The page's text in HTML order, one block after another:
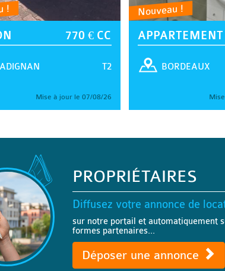
!
770 € CC
T2
Mise à jour le 07/08/26
Nouveau !
APPARTEMENT
BORDEAUX
PROPRIÉTAIRES
Diffusez votre annonce de
sur notre portail et automatiquement
formes partenaires...
Déposer une annonce